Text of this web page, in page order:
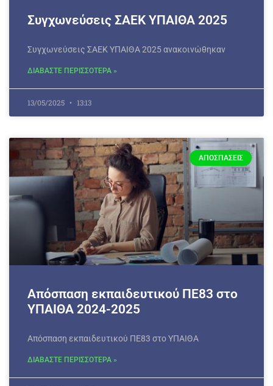
Συγχωνεύσεις ΣΑΕΚ ΥΠΑΙΘΑ 2025
Συγχωνεύσεις ΣΑΕΚ ΥΠΑΙΘΑ 2025 ανακοινώθηκαν
ΔΙΑΒΑΣΤΕ ΠΕΡΙΣΣΟΤΕΡΑ »
13/05/2025 13:13
ΑΠΟΣΠΆΣΕΙΣ
Απόσπαση εκπαιδευτικού ΠΕ83 στο
ΥΠΑΙΘΑ 2024-2025
Απόσπαση εκπαιδευτικού ΠΕ83 στο ΥΠΑΙΘΑ
ΔΙΑΒΑΣΤΕ ΠΕΡΙΣΣΟΤΕΡΑ »